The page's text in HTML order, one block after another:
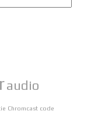
audio
Chromcast code